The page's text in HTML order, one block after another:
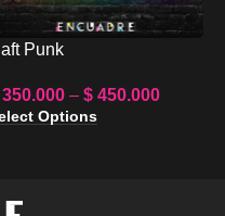
Punk
350.000 – $ 450.000
Options